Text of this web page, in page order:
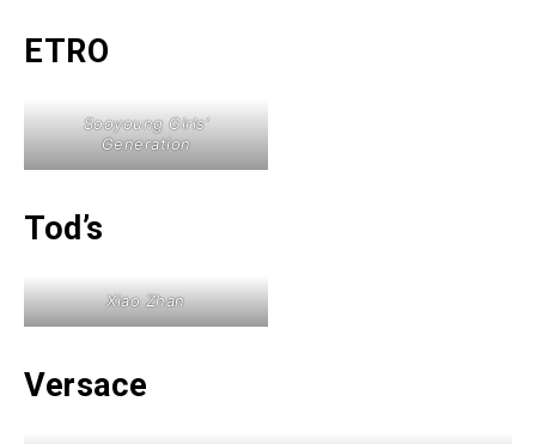
ETRO
Sooyoung Girls’
Generation
Tod’s
Xiao Zhan
Versace